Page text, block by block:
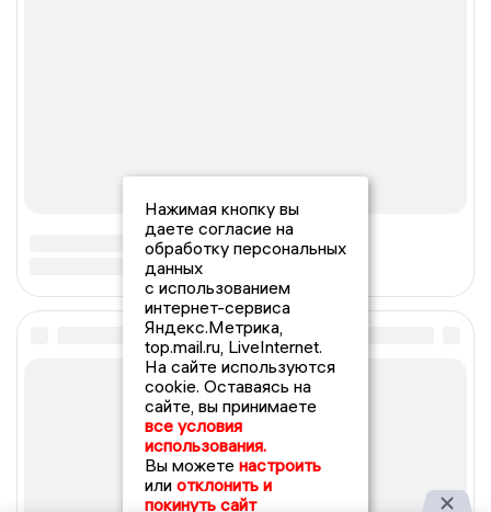
Нажимая кнопку вы
даете согласие на
обработку персональных
данных
с использованием
интернет-сервиса
Яндекс.Метрика,
top.mail.ru, LiveInternet.
На сайте используются
cookie. Оставаясь на
сайте, вы принимаете
все условия
использования.
Вы можете настроить
или отклонить и
покинуть сайт